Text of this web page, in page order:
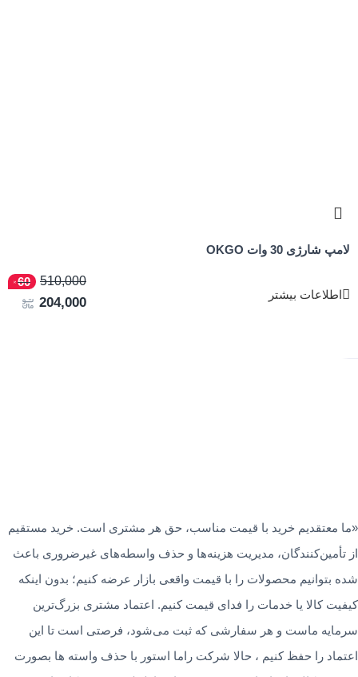
لامپ شارژی 30 وات OKGO
اطلاعات بیشتر
510,000
60
204,000
«ما معتقدیم خرید با قیمت مناسب، حق هر مشتری است. خرید مستقیم
از تأمین‌کنندگان، مدیریت هزینه‌ها و حذف واسطه‌های غیرضروری باعث
شده بتوانیم محصولات را با قیمت واقعی بازار عرضه کنیم؛ بدون اینکه
کیفیت کالا یا خدمات را فدای قیمت کنیم. اعتماد مشتری بزرگ‌ترین
سرمایه ماست و هر سفارشی که ثبت می‌شود، فرصتی است تا این
اعتماد را حفظ کنیم ، حالا شرکت راما استور با حذف واسته ها بصورت